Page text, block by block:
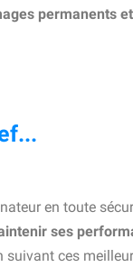
permanents
en toute
ses
suivant ces